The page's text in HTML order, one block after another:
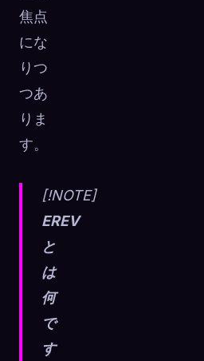
焦点
にな
りつ
つあ
りま
す。
[!NOTE]
EREV
と
は
何
で
す